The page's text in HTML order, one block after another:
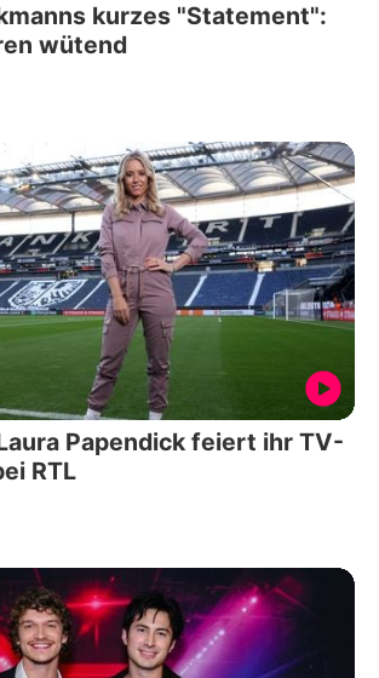
kurzes "Statement":
wütend
Papendick feiert ihr TV-
RTL